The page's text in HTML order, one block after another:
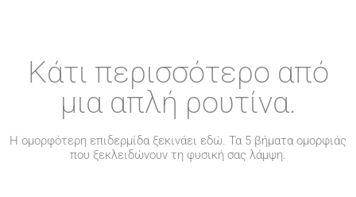
Κάτι περισσότερο από
μια απλή ρουτίνα.
Η ομορφότερη επιδερμίδα ξεκινάει εδώ. Τα 5 βήματα ομορφιάς
που ξεκλειδώνουν τη φυσική σας λάμψη.